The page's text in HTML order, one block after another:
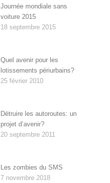
Journée mondiale sans
voiture 2015
18 septembre 2015
Quel avenir pour les
lotissements périurbains?
25 février 2010
Détruire les autoroutes: un
projet d’avenir?
20 septembre 2011
Les zombies du SMS
7 novembre 2018